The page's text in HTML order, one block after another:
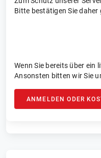
Bitte bestätigen Sie
Wenn Sie bereits über ein
Ansonsten bitten wir Sie
ANMELDEN ODER